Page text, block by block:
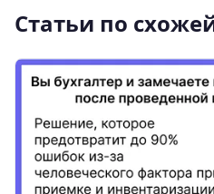
Статьи по